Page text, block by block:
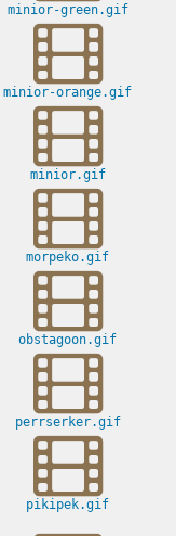
minior-green.gif
minior-orange.gif
minior.gif
morpeko.gif
obstagoon.gif
perrserker.gif
pikipek.gif